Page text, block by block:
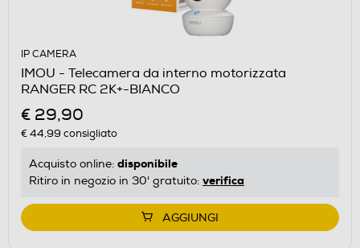
IP CAMERA
IMOU - Telecamera da interno motorizzata
RANGER RC 2K+-BIANCO
€ 29,90
€ 44,99 consigliato
Acquisto online: disponibile
Ritiro in negozio in 30' gratuito: verifica
AGGIUNGI